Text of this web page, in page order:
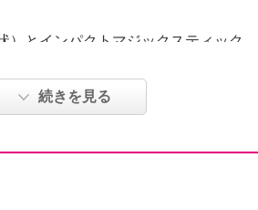
）とインパクトマジックスティック
でまつ毛一本一本を根元から立ち上げ
続きを見る